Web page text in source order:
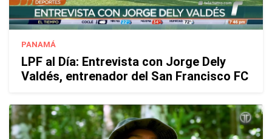
PANAMÁ
LPF al Día: Entrevista con Jorge Dely
Valdés, entrenador del San Francisco FC